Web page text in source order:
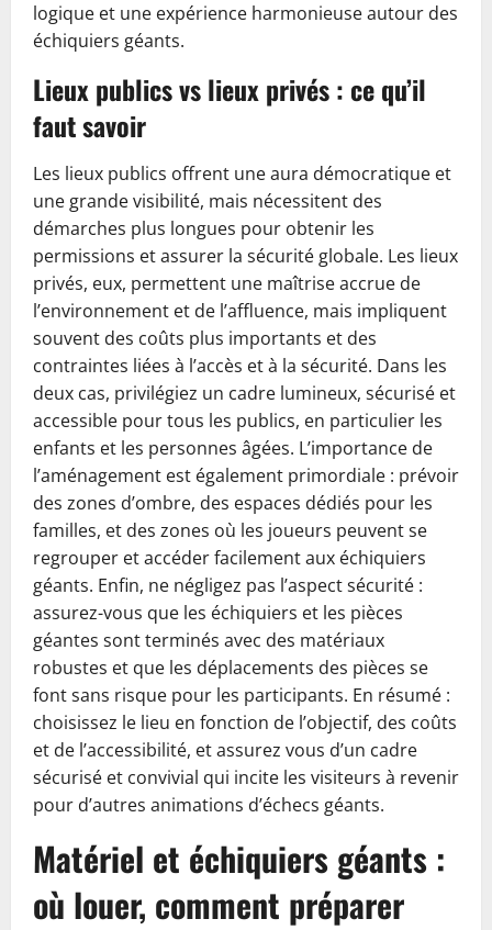
logique et une expérience harmonieuse autour des
échiquiers géants.
Lieux publics vs lieux privés : ce qu’il
faut savoir
Les lieux publics offrent une aura démocratique et
une grande visibilité, mais nécessitent des
démarches plus longues pour obtenir les
permissions et assurer la sécurité globale. Les lieux
privés, eux, permettent une maîtrise accrue de
l’environnement et de l’affluence, mais impliquent
souvent des coûts plus importants et des
contraintes liées à l’accès et à la sécurité. Dans les
deux cas, privilégiez un cadre lumineux, sécurisé et
accessible pour tous les publics, en particulier les
enfants et les personnes âgées. L’importance de
l’aménagement est également primordiale : prévoir
des zones d’ombre, des espaces dédiés pour les
familles, et des zones où les joueurs peuvent se
regrouper et accéder facilement aux échiquiers
géants. Enfin, ne négligez pas l’aspect sécurité :
assurez-vous que les échiquiers et les pièces
géantes sont terminés avec des matériaux
robustes et que les déplacements des pièces se
font sans risque pour les participants. En résumé :
choisissez le lieu en fonction de l’objectif, des coûts
et de l’accessibilité, et assurez vous d’un cadre
sécurisé et convivial qui incite les visiteurs à revenir
pour d’autres animations d’échecs géants.
Matériel et échiquiers géants :
où louer, comment préparer